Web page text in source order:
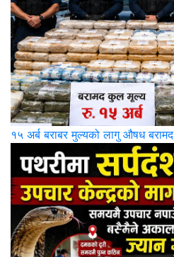
१५ अर्ब बराबर मुल्यको लागु औषध बरामद